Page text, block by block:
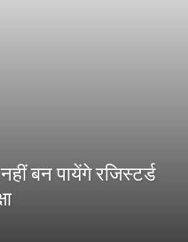
बन पायेंगे रजिस्टर्ड